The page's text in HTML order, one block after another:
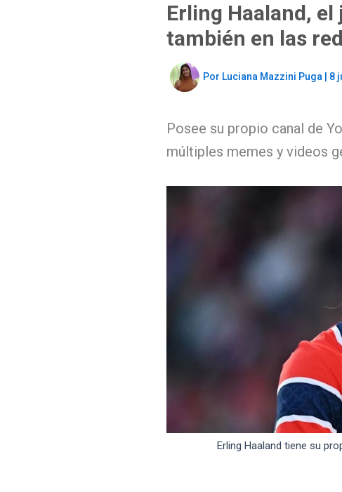
Erling Haaland,
también en las
Por Luciana Mazzini Puga 8
Posee su propio canal de
múltiples memes y videos
Erling Haaland tiene su